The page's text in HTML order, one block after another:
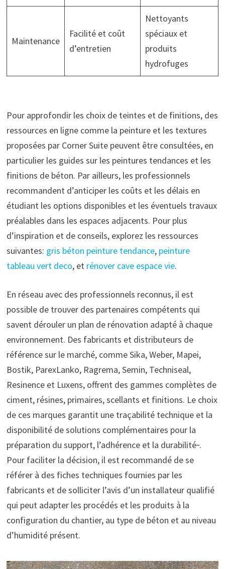
Maintenance
Facilité et coût
d’entretien
Nettoyants
spéciaux et
produits
hydrofuges
Pour approfondir les choix de teintes et de finitions, des
ressources en ligne comme la peinture et les textures
proposées par Corner Suite peuvent être consultées, en
particulier les guides sur les peintures tendances et les
finitions de béton. Par ailleurs, les professionnels
recommandent d’anticiper les coûts et les délais en
étudiant les options disponibles et les éventuels travaux
préalables dans les espaces adjacents. Pour plus
d’inspiration et de conseils, explorez les ressources
suivantes: gris béton peinture tendance, peinture
tableau vert deco, et rénover cave espace vie.
En réseau avec des professionnels reconnus, il est
possible de trouver des partenaires compétents qui
savent dérouler un plan de rénovation adapté à chaque
environnement. Des fabricants et distributeurs de
référence sur le marché, comme Sika, Weber, Mapei,
Bostik, ParexLanko, Ragrema, Semin, Techniseal,
Resinence et Luxens, offrent des gammes complètes de
ciment, résines, primaires, scellants et finitions. Le choix
de ces marques garantit une traçabilité technique et la
disponibilité de solutions complémentaires pour la
préparation du support, l’adhérence et la durabilité‑.
Pour faciliter la décision, il est recommandé de se
référer à des fiches techniques fournies par les
fabricants et de solliciter l’avis d’un installateur qualifié
qui peut adapter les procédés et les produits à la
configuration du chantier, au type de béton et au niveau
d’humidité présent.